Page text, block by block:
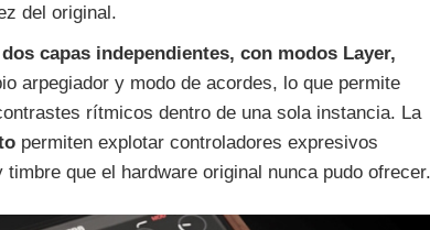
del original.
capas independientes, con modos Layer,
arpegiador y modo de acordes, lo que permite
rítmicos dentro de una sola instancia. La
permiten explotar controladores expresivos
que el hardware original nunca pudo ofrecer.